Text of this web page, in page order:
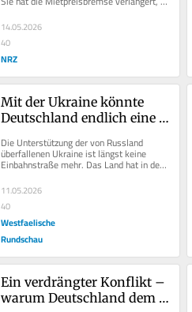
mit der Turbo-Abschreibung neue...
14.05.2026
40
NRZ
Mit der Ukraine könnte
Deutschland endlich eine
Die Unterstützung der von Russland
überfallenen Ukraine ist längst keine
Einbahnstraße mehr. Das Land hat in den
11.05.2026
40
Westfaelische
Rundschau
Ein verdrängter Konflikt –
warum Deutschland dem